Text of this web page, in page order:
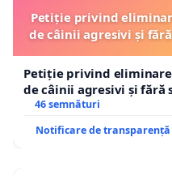
Petiție privind
de câinii agresivi și
Petiție privind
de câinii agresivi și fără
46 semnături
Notificare de transparență